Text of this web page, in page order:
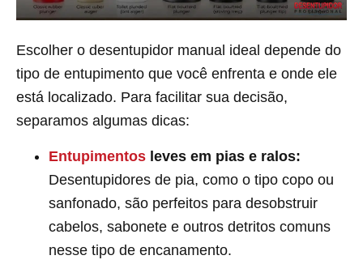
Escolher o desentupidor manual ideal depende do
tipo de entupimento que você enfrenta e onde ele
está localizado. Para facilitar sua decisão,
separamos algumas dicas:
Entupimentos leves em pias e ralos:
Desentupidores de pia, como o tipo copo ou
sanfonado, são perfeitos para desobstruir
cabelos, sabonete e outros detritos comuns
nesse tipo de encanamento.